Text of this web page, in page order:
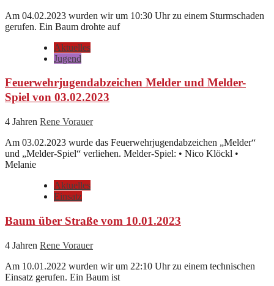
Am 04.02.2023 wurden wir um 10:30 Uhr zu einem Sturmschaden
gerufen. Ein Baum drohte auf
Aktuelles
Jugend
Feuerwehrjugendabzeichen Melder und Melder-
Spiel von 03.02.2023
4 Jahren Rene Vorauer
Am 03.02.2023 wurde das Feuerwehrjugendabzeichen „Melder“
und „Melder-Spiel“ verliehen. Melder-Spiel: • Nico Klöckl •
Melanie
Aktuelles
Einsatz
Baum über Straße vom 10.01.2023
4 Jahren Rene Vorauer
Am 10.01.2022 wurden wir um 22:10 Uhr zu einem technischen
Einsatz gerufen. Ein Baum ist